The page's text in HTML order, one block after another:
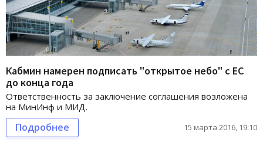
Кабмин намерен подписать "открытое небо" с ЕС
до конца года
Ответственность за заключение соглашения возложена
на МинИнф и МИД.
Подробнее 15 марта 2016, 19:10